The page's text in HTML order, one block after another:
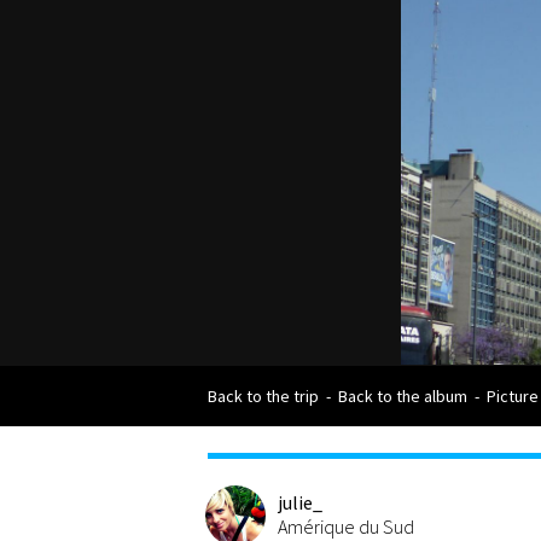
Back to the trip - Back to the album -
julie_
Amérique du Sud